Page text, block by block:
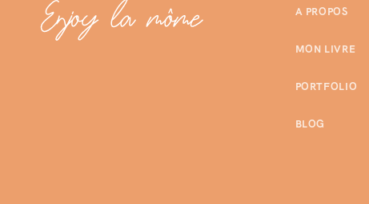
A PROPOS
MON LIVRE
PORTFOLIO
BLOG